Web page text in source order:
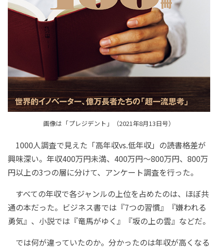
画像は「プレジデント」（2021年8月13日号）
1000人調査で見えた「高年収vs.低年収」の読書格差が
興味深い。年収400万円未満、400万円～800万円、800万
円以上の3つの層に分けて、アンケート調査を行った。
すべての年収で各ジャンルの上位を占めたのは、ほぼ共
通の本だった。ビジネス書では『7つの習慣』『嫌われる
勇気』、小説では『竜馬がゆく』『坂の上の雲』などだ。
では何が違っていたのか。分かったのは年収が高くなる